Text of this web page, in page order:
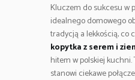
Kluczem do sukcesu w
idealnego domowego
tradycją a lekkością, co
kopytka z serem i
hitem w polskiej kuchni.
stanowi ciekawe